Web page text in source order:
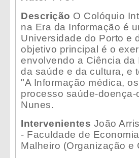
Descrição O Colóquio
na Era da Informação é
Universidade do Porto e
objetivo principal é o
envolvendo a Ciência
da saúde e da cultura, e
"A Informação médica,
processo saúde-
Nunes.
Intervenientes João
- Faculdade de
Malheiro (Organização e